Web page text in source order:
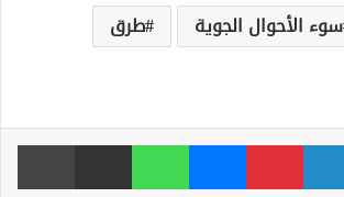
سوء الأحوال الجوية
طرق
لينكدإن بينتيريست ماسنجر واتساب مشاركة عبر البريد